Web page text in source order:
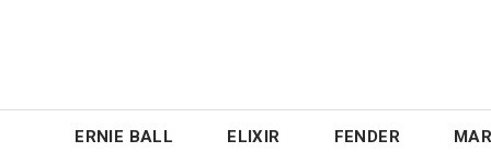
ERNIE BALL ELIXIR FENDER